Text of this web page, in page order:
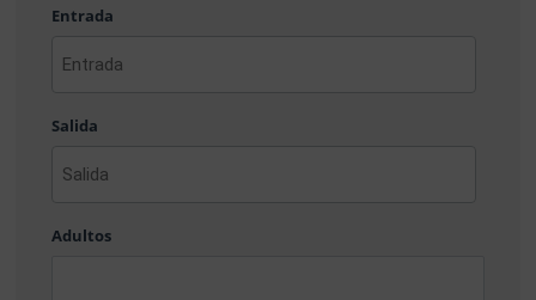
Entrada
MM
Salida
MM
Adultos